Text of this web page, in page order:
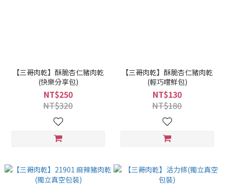
【三哥肉乾】酥脆杏仁豬肉乾
(快樂分享包)
NT$250
NT$320
【三哥肉乾】酥脆杏仁豬肉乾
(輕巧嚐鮮包)
NT$130
NT$180